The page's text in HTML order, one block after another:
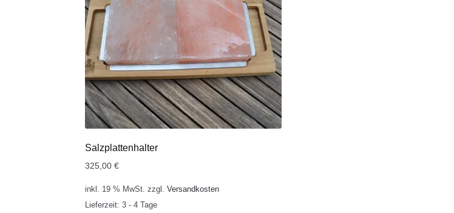
Salzplattenhalter
325,00€
inkl. 19 % MwSt. zzgl.Versandkosten
Lieferzeit:3 - 4 Tage